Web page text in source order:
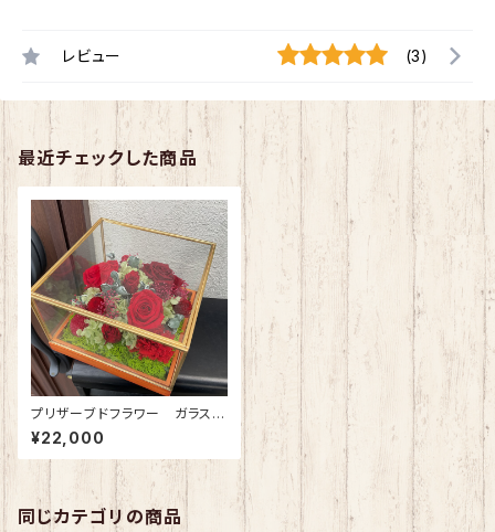
レビュー (3)
最近チェックした商品
プリザーブドフラワー ガラスケ
¥22,000
同じカテゴリの商品